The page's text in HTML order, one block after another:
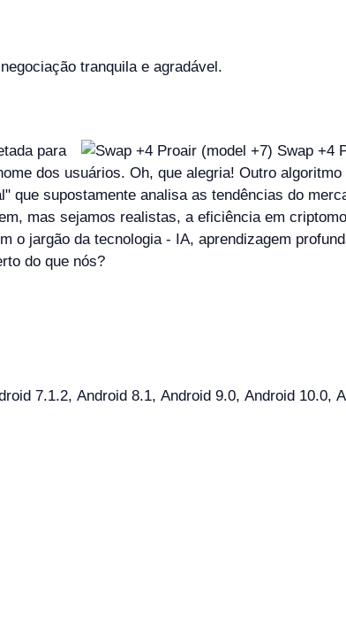
tranquila e agradável.
para
dos usuários. Oh, que alegria! Outro algoritmo
que supostamente analisa as tendências do
mas sejamos realistas, a eficiência em
o jargão da tecnologia - IA, aprendizagem
do que nós?
7.1.2, Android 8.1, Android 9.0, Android 10.0,